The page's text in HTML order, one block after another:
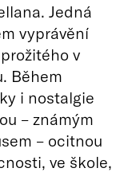
Jedná
vyprávění
v
Během
i nostalgie
– známým
– ocitnou
ve škole,